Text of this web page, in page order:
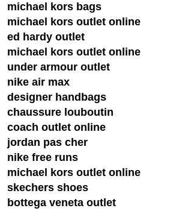
michael kors bags
michael kors outlet online
ed hardy outlet
michael kors outlet online
under armour outlet
nike air max
designer handbags
chaussure louboutin
coach outlet online
jordan pas cher
nike free runs
michael kors outlet online
skechers shoes
bottega veneta outlet